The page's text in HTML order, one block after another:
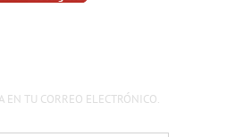
EN TU CORREO ELECTRÓNICO.